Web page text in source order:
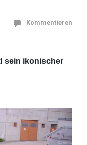
Kommentieren
sein ikonischer